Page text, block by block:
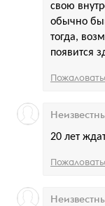
свою
обычно
тогда,
появится
20 лет